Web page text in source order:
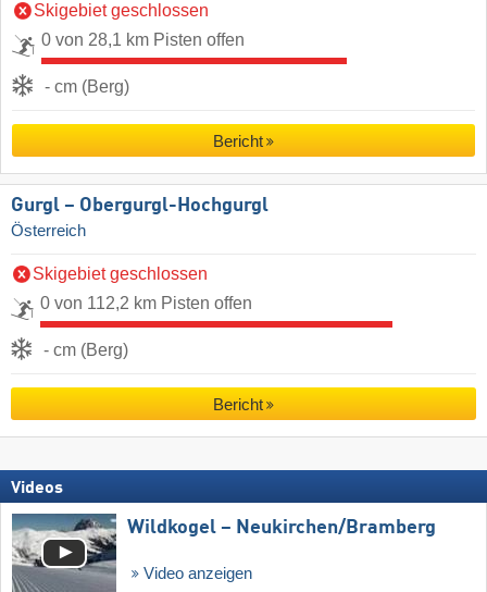
Skigebiet geschlossen
0 von 28,1 km Pisten offen
- cm (Berg)
Bericht
Gurgl – Obergurgl-Hochgurgl
Österreich
Skigebiet geschlossen
0 von 112,2 km Pisten offen
- cm (Berg)
Bericht
Videos
Wildkogel – Neukirchen/​Bramberg
Video anzeigen